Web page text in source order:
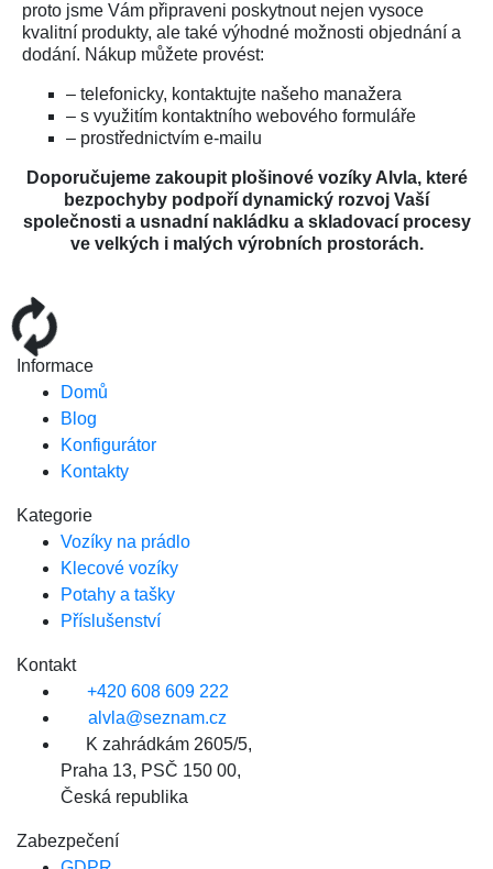
proto jsme Vám připraveni poskytnout nejen vysoce
kvalitní produkty, ale také výhodné možnosti objednání a
dodání. Nákup můžete provést:
– telefonicky, kontaktujte našeho manažera
– s využitím kontaktního webového formuláře
– prostřednictvím e-mailu
Doporučujeme zakoupit plošinové vozíky Alvla, které
bezpochyby podpoří dynamický rozvoj Vaší
společnosti a usnadní nakládku a skladovací procesy
ve velkých i malých výrobních prostorách.
Informace
Domů
Blog
Konfigurátor
Kontakty
Kategorie
Vozíky na prádlo
Klecové vozíky
Potahy a tašky
Příslušenství
Kontakt
+420 608 609 222
alvla@seznam.cz
K zahrádkám 2605/5,
Praha 13, PSČ 150 00,
Česká republika
Zabezpečení